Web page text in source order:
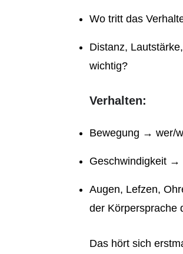
Wo tritt das
Distanz,
wichtig?
Verhalten:
Bewegung → wer/
Geschwindigkeit →
Augen, Lefzen,
der Körpersprache
Das hört sich